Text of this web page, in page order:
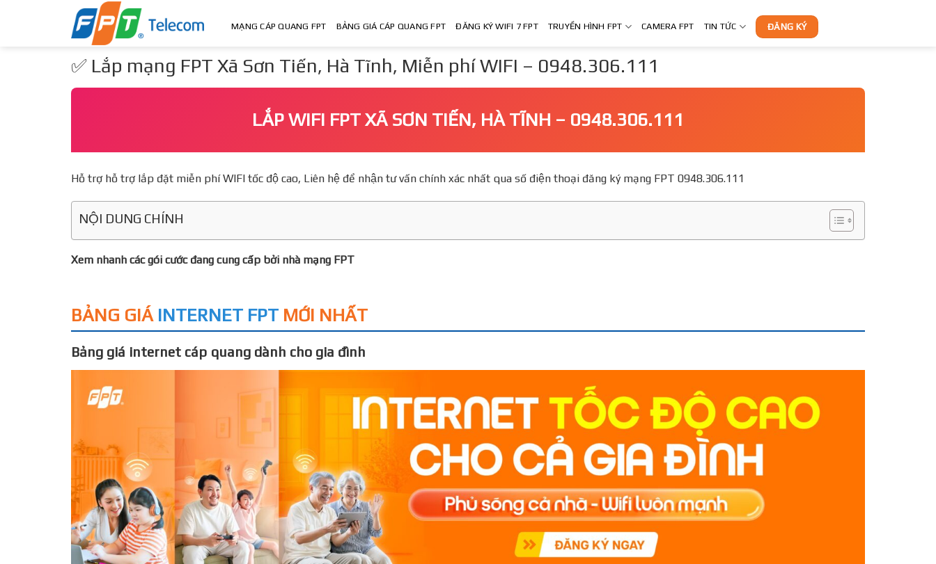
MẠNG CÁP QUANG FPT BẢNG GIÁ CÁP QUANG FPT ĐĂNG KÝ WIFI 7 FPT TRUYỀN HÌNH FPT CAMERA FPT TIN TỨC ĐĂNG KÝ
✅ Lắp mạng FPT Xã Sơn Tiến, Hà Tĩnh, Miễn phí WIFI – 0948.306.111
LẮP WIFI FPT XÃ SƠN TIẾN, HÀ TĨNH – 0948.306.111
Hỗ trợ hỗ trợ lắp đặt miễn phí WIFI tốc độ cao, Liên hệ để nhận tư vấn chính xác nhất qua số điện thoại đăng ký mạng FPT 0948.306.111
NỘI DUNG CHÍNH
Xem nhanh các gói cước đang cung cấp bởi nhà mạng FPT
BẢNG GIÁ INTERNET FPT MỚI NHẤT
Bảng giá internet cáp quang dành cho gia đình